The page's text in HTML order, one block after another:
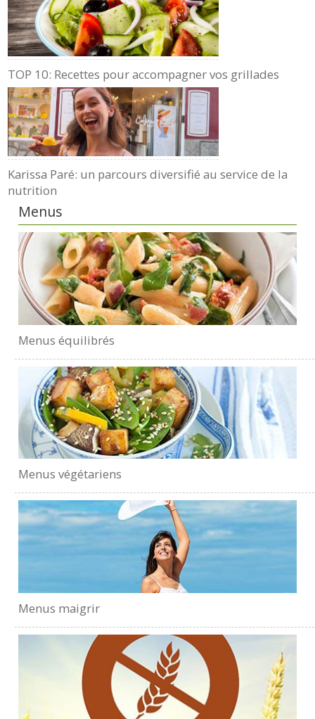
TOP 10: Recettes pour accompagner vos grillades
Karissa Paré: un parcours diversifié au service de la
nutrition
Menus
Menus équilibrés
Menus végétariens
Menus maigrir